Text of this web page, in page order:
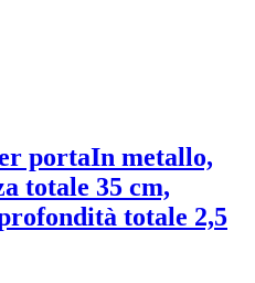
portaIn metallo,
totale 35 cm,
totale 2,5